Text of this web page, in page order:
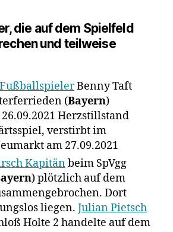
die auf dem Spielfeld
und teilweise
Benny Taft
(Bayern)
Herzstillstand
verstirbt im
am 27.09.2021
Kapitänbeim SpVgg
) plötzlich auf dem
Dort
liegen. Julian Pietsch
Holte 2 handelte auf dem